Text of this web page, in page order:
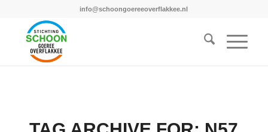
info@schoongoereeoverflakkee.nl